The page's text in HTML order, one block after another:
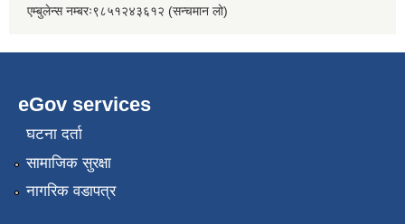
एम्बुलेन्स नम्बरः९८५१२४३६१२ (सन्चमान लो)
eGov services
घटना दर्ता
सामाजिक सुरक्षा
नागरिक वडापत्र